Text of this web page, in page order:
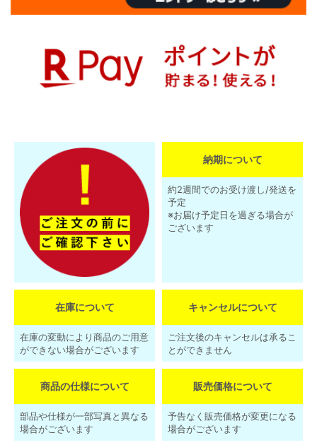
納期について
約2週間でのお受け渡し/発送を
予定
※お届け予定日を過ぎる場合が
ございます
在庫について
在庫の変動により商品のご用意
ができない場合がございます
キャンセルについて
ご注文後のキャンセルは承るこ
とができません
商品の仕様について
部品や仕様が一部写真と異なる
場合がございます
販売価格について
予告なく販売価格が変更になる
場合がございます